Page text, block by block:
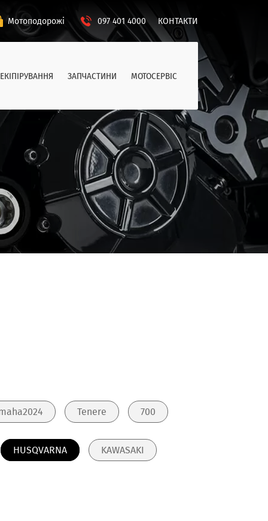
Мотоподорожі 097 401 4000 КОНТАКТИ
ЕКІПІРУВАННЯ ЗАПЧАСТИНИ МОТОСЕРВІС
Tenere 700
HUSQVARNA KAWASAKI